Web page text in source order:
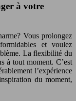
à votre
Vous prolongez
et voulez
La flexibilité du
à tout moment. C’est
l’expérience
du moment,